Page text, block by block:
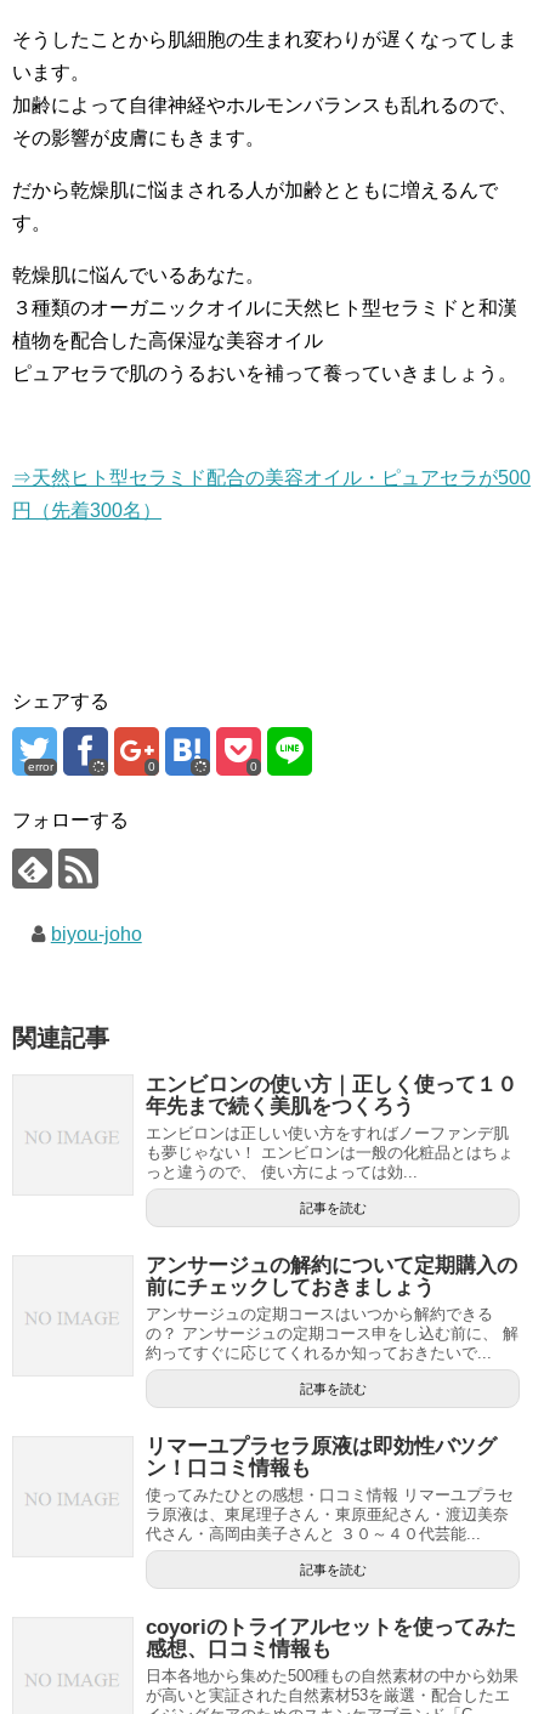
そうしたことから肌細胞の生まれ変わりが遅くなってしま
います。
加齢によって自律神経やホルモンバランスも乱れるので、
その影響が皮膚にもきます。
だから乾燥肌に悩まされる人が加齢とともに増えるんで
す。
乾燥肌に悩んでいるあなた。
３種類のオーガニックオイルに天然ヒト型セラミドと和漢
植物を配合した高保湿な美容オイル
ピュアセラで肌のうるおいを補って養っていきましょう。
⇒天然ヒト型セラミド配合の美容オイル・ピュアセラが500
円（先着300名）
シェアする
error 0 0
フォローする
biyou-joho
関連記事
エンビロンの使い方｜正しく使って１０
年先まで続く美肌をつくろう
エンビロンは正しい使い方をすればノーファンデ肌
も夢じゃない！ エンビロンは一般の化粧品とはちょ
っと違うので、 使い方によっては効...
記事を読む
アンサージュの解約について定期購入の
前にチェックしておきましょう
アンサージュの定期コースはいつから解約できる
の？ アンサージュの定期コース申をし込む前に、 解
約ってすぐに応じてくれるか知っておきたいで...
記事を読む
リマーユプラセラ原液は即効性バツグ
ン！口コミ情報も
使ってみたひとの感想・口コミ情報 リマーユプラセ
ラ原液は、東尾理子さん・東原亜紀さん・渡辺美奈
代さん・高岡由美子さんと ３０～４０代芸能...
記事を読む
coyoriのトライアルセットを使ってみた
感想、口コミ情報も
日本各地から集めた500種もの自然素材の中から効果
が高いと実証された自然素材53を厳選・配合したエ